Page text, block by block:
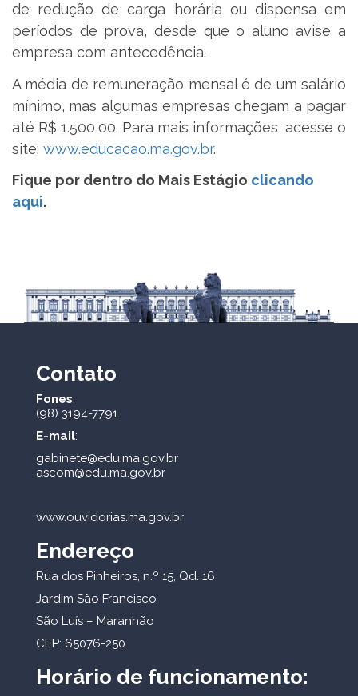
de redução de carga horária ou dispensa em
períodos de prova, desde que o aluno avise a
empresa com antecedência.
A média de remuneração mensal é de um salário
mínimo, mas algumas empresas chegam a pagar
até R$ 1.500,00. Para mais informações, acesse o
site: www.educacao.ma.gov.br.
Fique por dentro do Mais Estágio clicando
aqui.
Contato
Fones:
(98) 3194-7791
E-mail:
gabinete@edu.ma.gov.br
ascom@edu.ma.gov.br
www.ouvidorias.ma.gov.br
Endereço
Rua dos Pinheiros, n.º 15, Qd. 16
Jardim São Francisco
São Luís – Maranhão
CEP: 65076-250
Horário de funcionamento: